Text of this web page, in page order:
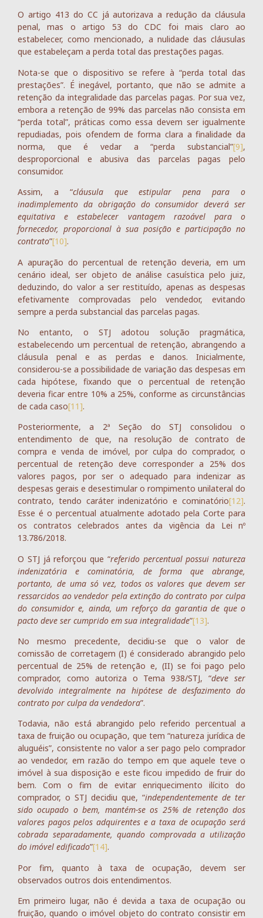
O artigo 413 do CC já autorizava a redução da cláusula
penal, mas o artigo 53 do CDC foi mais claro ao
estabelecer, como mencionado, a nulidade das cláusulas
que estabeleçam a perda total das prestações pagas.
Nota-se que o dispositivo se refere à “perda total das
prestações”. É inegável, portanto, que não se admite a
retenção da integralidade das parcelas pagas. Por sua vez,
embora a retenção de 99% das parcelas não consista em
“perda total”, práticas como essa devem ser igualmente
repudiadas, pois ofendem de forma clara a finalidade da
norma, que é vedar a “perda substancial”[9],
desproporcional e abusiva das parcelas pagas pelo
consumidor.
Assim, a “cláusula que estipular pena para o
inadimplemento da obrigação do consumidor deverá ser
equitativa e estabelecer vantagem razoável para o
fornecedor, proporcional à sua posição e participação no
contrato”[10].
A apuração do percentual de retenção deveria, em um
cenário ideal, ser objeto de análise casuística pelo juiz,
deduzindo, do valor a ser restituído, apenas as despesas
efetivamente comprovadas pelo vendedor, evitando
sempre a perda substancial das parcelas pagas.
No entanto, o STJ adotou solução pragmática,
estabelecendo um percentual de retenção, abrangendo a
cláusula penal e as perdas e danos. Inicialmente,
considerou-se a possibilidade de variação das despesas em
cada hipótese, fixando que o percentual de retenção
deveria ficar entre 10% a 25%, conforme as circunstâncias
de cada caso[11].
Posteriormente, a 2ª Seção do STJ consolidou o
entendimento de que, na resolução de contrato de
compra e venda de imóvel, por culpa do comprador, o
percentual de retenção deve corresponder a 25% dos
valores pagos, por ser o adequado para indenizar as
despesas gerais e desestimular o rompimento unilateral do
contrato, tendo caráter indenizatório e cominatório[12].
Esse é o percentual atualmente adotado pela Corte para
os contratos celebrados antes da vigência da Lei nº
13.786/2018.
O STJ já reforçou que “referido percentual possui natureza
indenizatória e cominatória, de forma que abrange,
portanto, de uma só vez, todos os valores que devem ser
ressarcidos ao vendedor pela extinção do contrato por culpa
do consumidor e, ainda, um reforço da garantia de que o
pacto deve ser cumprido em sua integralidade”[13].
No mesmo precedente, decidiu-se que o valor de
comissão de corretagem (I) é considerado abrangido pelo
percentual de 25% de retenção e, (II) se foi pago pelo
comprador, como autoriza o Tema 938/STJ, “deve ser
devolvido integralmente na hipótese de desfazimento do
contrato por culpa da vendedora”.
Todavia, não está abrangido pelo referido percentual a
taxa de fruição ou ocupação, que tem “natureza jurídica de
aluguéis”, consistente no valor a ser pago pelo comprador
ao vendedor, em razão do tempo em que aquele teve o
imóvel à sua disposição e este ficou impedido de fruir do
bem. Com o fim de evitar enriquecimento ilícito do
comprador, o STJ decidiu que, “independentemente de ter
sido ocupado o bem, mantém-se os 25% de retenção dos
valores pagos pelos adquirentes e a taxa de ocupação será
cobrada separadamente, quando comprovada a utilização
do imóvel edificado”[14].
Por fim, quanto à taxa de ocupação, devem ser
observados outros dois entendimentos.
Em primeiro lugar, não é devida a taxa de ocupação ou
fruição, quando o imóvel objeto do contrato consistir em